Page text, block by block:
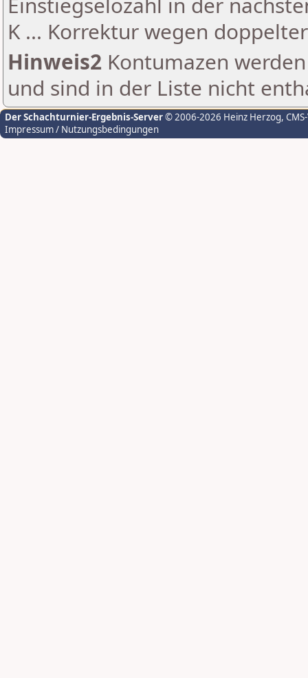
K ... Korrektur wegen
Hinweis2 Kontumazen
und sind in der Liste nicht
Der Schachturnier-Ergebnis-Server© 2006-2026 Heinz Herzog,
Impressum / Nutzungsbedingungen